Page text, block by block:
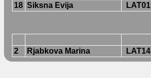
18 Siksna Evija LAT01
2 Rjabkova Marina LAT14